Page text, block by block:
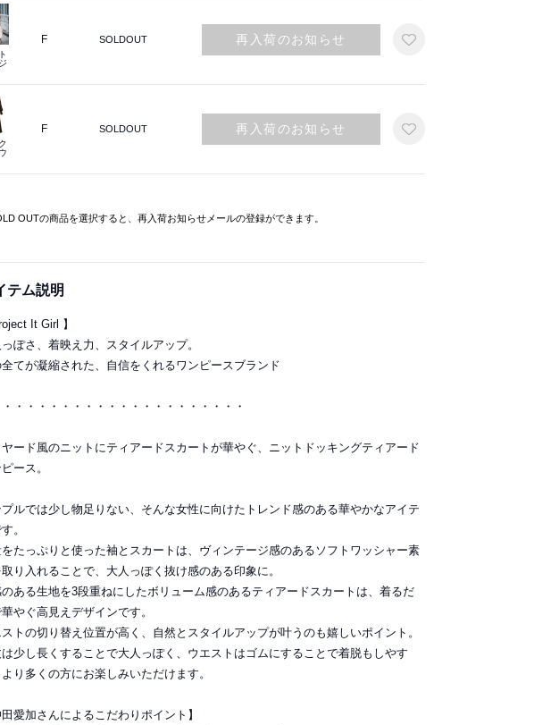
F SOLDOUT 再入荷のお知らせ
F SOLDOUT 再入荷のお知らせ
OUTの商品を選択すると、再入荷お知らせメールの登録ができます。
テム説明
It Girl 】
ぽさ、着映え力、スタイルアップ。
全てが凝縮された、自信をくれるワンピースブランド
・・・・・・・・・・・・・・・・・・・・・
ヤード風のニットにティアードスカートが華やぐ、ニットドッキングティアード
ース。
プルでは少し物足りない、そんな女性に向けたトレンド感のある華やかなアイテ
。
たっぷりと使った袖とスカートは、ヴィンテージ感のあるソフトワッシャー素
り入れることで、大人っぽく抜け感のある印象に。
ある生地を3段重ねにしたボリューム感のあるティアードスカートは、着るだ
やぐ高見えデザインです。
トの切り替え位置が高く、自然とスタイルアップが叶うのも嬉しいポイント。
少し長くすることで大人っぽく、ウエストはゴムにすることで着脱もしやす
より多くの方にお楽しみいただけます。
田愛加さんによるこだわりポイント】